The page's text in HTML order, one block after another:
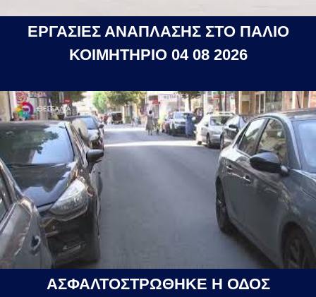
ΕΡΓΑΣΙΕΣ ΑΝΑΠΛΑΣΗΣ ΣΤΟ ΠΑΛΙΟ
ΚΟΙΜΗΤΗΡΙΟ 04 08 2026
ΑΣΦΑΛΤΟΣΤΡΩΘΗΚΕ Η ΟΔΟΣ